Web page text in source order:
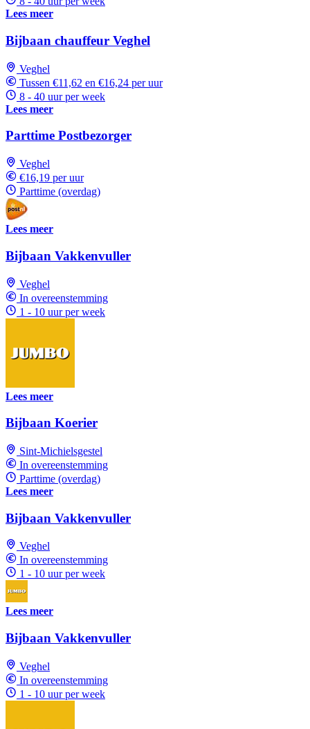
Lees meer
Bijbaan chauffeur Veghel
Veghel
Tussen €11,62 en €16,24 per uur
8 - 40 uur per week
Lees meer
Parttime Postbezorger
Veghel
€16,19 per uur
Parttime (overdag)
Lees meer
Bijbaan Vakkenvuller
Veghel
In overeenstemming
1 - 10 uur per week
Lees meer
Bijbaan Koerier
Sint-Michielsgestel
In overeenstemming
Parttime (overdag)
Lees meer
Bijbaan Vakkenvuller
Veghel
In overeenstemming
1 - 10 uur per week
Lees meer
Bijbaan Vakkenvuller
Veghel
In overeenstemming
1 - 10 uur per week